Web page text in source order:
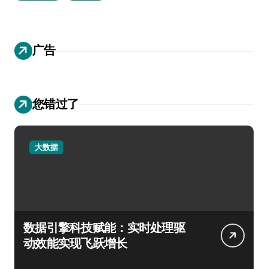
广告
您错过了
大数据
数据引擎科技赋能：实时处理驱
动效能实现飞跃增长